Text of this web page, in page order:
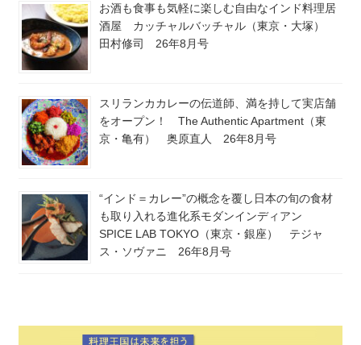
お酒も食事も気軽に楽しむ自由なインド料理居
酒屋 カッチャルバッチャル（東京・大塚）
田村修司 26年8月号
スリランカカレーの伝道師、満を持して実店舗
をオープン！ The Authentic Apartment（東
京・亀有） 奥原直人 26年8月号
“インド＝カレー”の概念を覆し日本の旬の食材
も取り入れる進化系モダンインディアン
SPICE LAB TOKYO（東京・銀座） テジャ
ス・ソヴァニ 26年8月号